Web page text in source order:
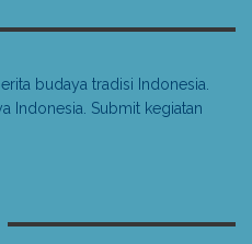
budaya tradisi Indonesia.
Indonesia. Submit kegiatan